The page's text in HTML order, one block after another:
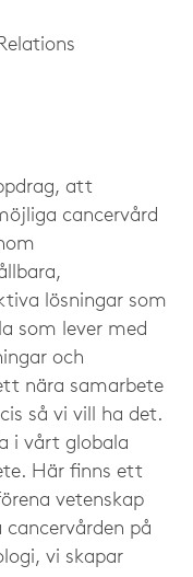
att
cancervård
lösningar som
som lever med
och
nära samarbete
så vi vill ha det.
i vårt globala
Här finns ett
vetenskap
på
vi skapar